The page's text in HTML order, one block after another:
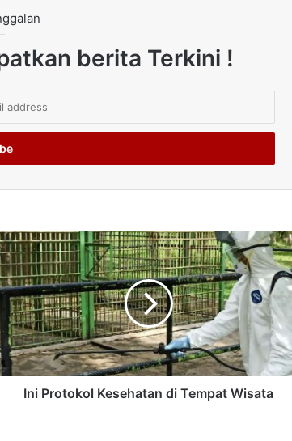
berita Terkini !
Ini Protokol Kesehatan di Tempat Wisata